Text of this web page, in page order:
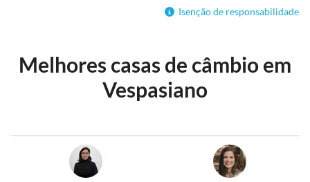
Isenção de responsabilidade
Melhores casas de câmbio em
Vespasiano